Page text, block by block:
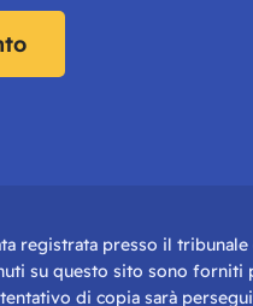
registrata presso il
su questo sito sono
di copia sarà